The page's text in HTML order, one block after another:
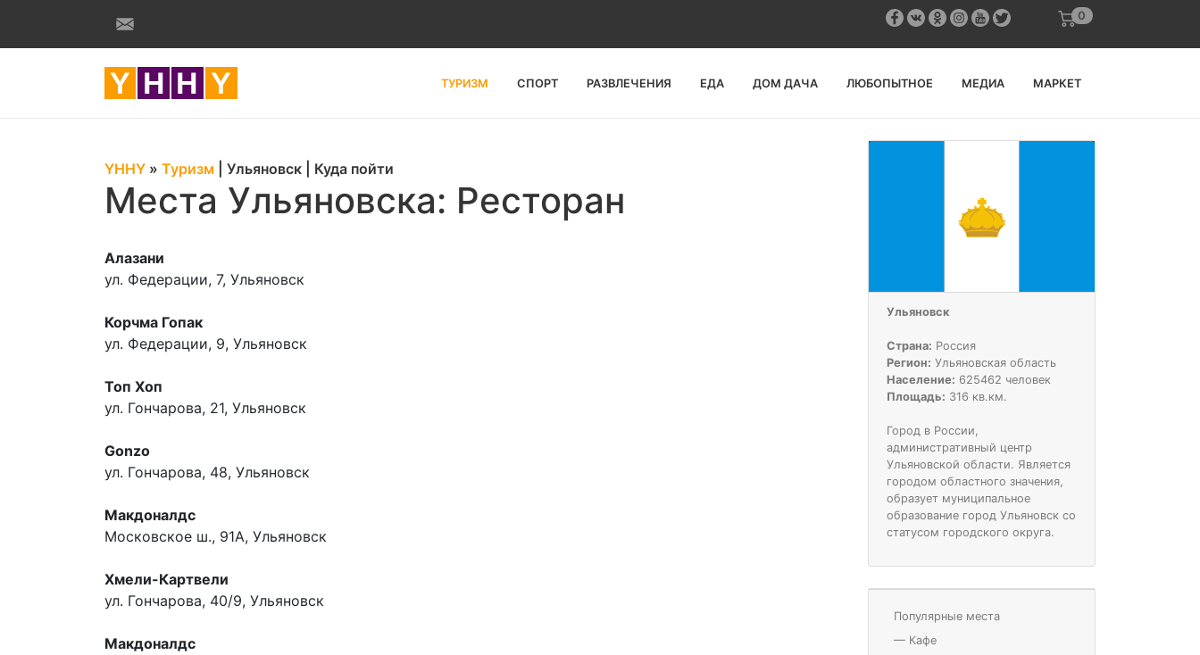
0
ТУРИЗМ СПОРТ РАЗВЛЕЧЕНИЯ ЕДА ДОМ ДАЧА ЛЮБОПЫТНОЕ МЕДИА МАРКЕТ
YHHY » Туризм Ульяновск Куда пойти
Места Ульяновска: Ресторан
Алазани
ул. Федерации, 7, Ульяновск
Корчма Гопак
ул. Федерации, 9, Ульяновск
Топ Хоп
ул. Гончарова, 21, Ульяновск
Gonzo
ул. Гончарова, 48, Ульяновск
Макдоналдс
Московское ш., 91А, Ульяновск
Хмели-Картвели
ул. Гончарова, 40/9, Ульяновск
Макдоналдс
Ульяновск
Страна: Россия
Регион: Ульяновская область
Население: 625462 человек
Площадь: 316 кв.км.
Город в России,
административный центр
Ульяновской области. Является
городом областного значения,
образует муниципальное
образование город Ульяновск со
статусом городского округа.
Популярные места
— Кафе